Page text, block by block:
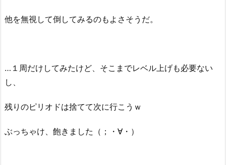
他を無視して倒してみるのもよさそうだ。
…１周だけしてみたけど、そこまでレベル上げも必要ない
し、
残りのピリオドは捨てて次に行こうｗ
ぶっちゃけ、飽きました（；・∀・）